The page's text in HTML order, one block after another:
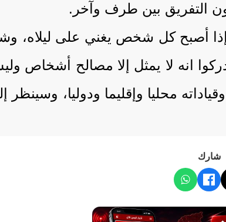
التفريق بين طرف وآخر.
إذا أصبح كل شخص يغني على ليلاه،
انه لا يمثل إلا مصالح أشخاص
محليا وإقليما ودوليا، وسينظر
شارك